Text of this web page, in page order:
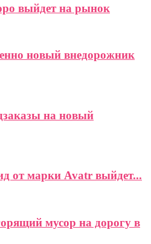
выйдет на рынок
новый внедорожник
на новый
от марки Avatr выйдет...
мусор на дорогу в